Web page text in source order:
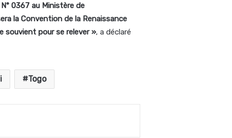
0367 au Ministère de
la Convention de la Renaissance
souvient pour se relever », a déclaré
Togo